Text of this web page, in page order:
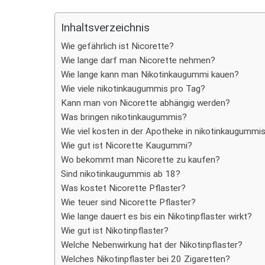
Inhaltsverzeichnis
Wie gefährlich ist Nicorette?
Wie lange darf man Nicorette nehmen?
Wie lange kann man Nikotinkaugummi kauen?
Wie viele nikotinkaugummis pro Tag?
Kann man von Nicorette abhängig werden?
Was bringen nikotinkaugummis?
Wie viel kosten in der Apotheke in
Wie gut ist Nicorette Kaugummi?
Wo bekommt man Nicorette zu kaufen?
Sind nikotinkaugummis ab 18?
Was kostet Nicorette Pflaster?
Wie teuer sind Nicorette Pflaster?
Wie lange dauert es bis ein Nikotinpflaster wirkt?
Wie gut ist Nikotinpflaster?
Welche Nebenwirkung hat der Nikotinpflaster?
Welches Nikotinpflaster bei 20 Zigaretten?